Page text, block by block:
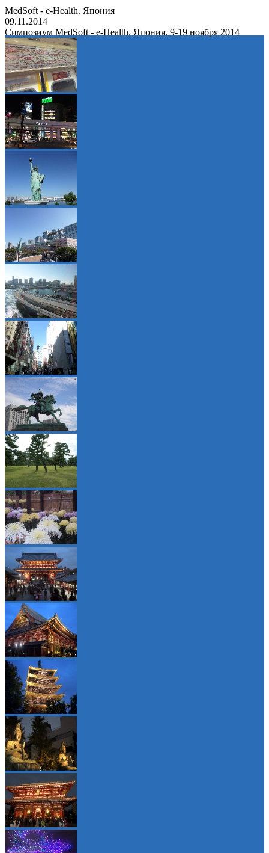
MedSoft - e-Health. Япония
09.11.2014
Симпозиум MedSoft - e-Health. Япония. 9-19 ноября 2014